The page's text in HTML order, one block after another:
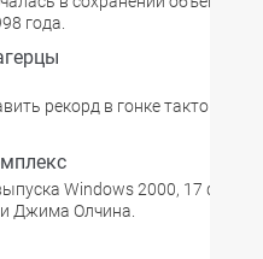
года.
рекорд в гонке тактовых
Windows 2000, 17
Джима Олчина.